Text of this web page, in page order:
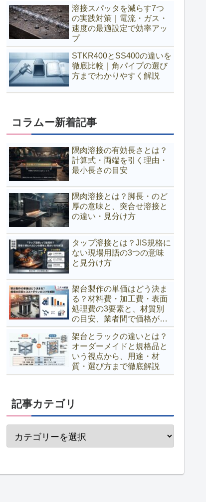
溶接スパッタを減らす7つ
の実践対策｜電流・ガス・
速度の最適設定で効率アッ
プ
STKR400とSS400の違いを
徹底比較｜角パイプの選び
方までわかりやすく解説
コラムー新着記事
隅肉溶接の有効長さとは？
計算式・両端を引く理由・
最小長さの目安
隅肉溶接とは？脚長・のど
厚の意味と、突合せ溶接と
の違い・見分け方
タップ溶接とは？JIS規格に
ない現場用語の3つの意味
と見分け方
架台製作の単価はどう決ま
る？材料費・加工費・表面
処理費の3要素と、材質別
の目安、業者間で価格が変
わる理由、コストダウンの
コツまで解説
架台とラックの違いとは？
オーダーメイドと規格品と
いう視点から、用途・材
質・選び方まで徹底解説
記事カテゴリ